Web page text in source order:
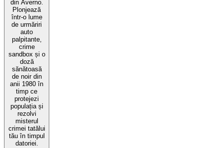
din Averno.
Plonjează
într-o lume
de urmăriri
auto
palpitante,
crime
sandbox și o
doză
sănătoasă
de noir din
anii 1980 în
timp ce
protejezi
populația și
rezolvi
misterul
crimei tatălui
tău în timpul
datoriei.